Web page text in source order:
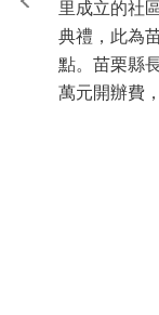
里成立的社
典禮，此為
點。苗栗縣
萬元開辦費